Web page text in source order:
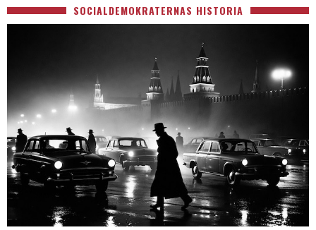
SOCIALDEMOKRATERNAS HISTORIA